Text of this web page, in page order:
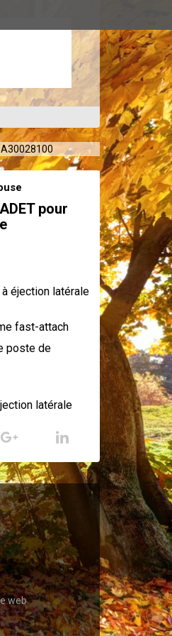
pour
éjection latérale
fast-attach
poste de
latérale
web